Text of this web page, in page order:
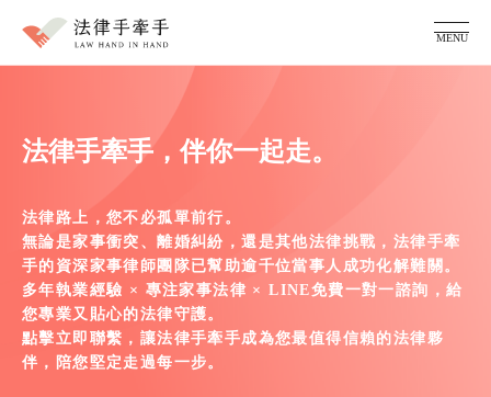
MENU
服務項目
家事糾紛顧問
律師團隊
常見問題
法律手牽手，伴你一起走。
法律路上，您不必孤單前行。
無論是家事衝突、離婚糾紛，還是其他法律挑戰，法律手牽
手的資深家事律師團隊已幫助逾千位當事人成功化解難關。
多年執業經驗 × 專注家事法律 × LINE免費一對一諮詢，給
您專業又貼心的法律守護。
點擊立即聯繫，讓法律手牽手成為您最值得信賴的法律夥
伴，陪您堅定走過每一步。